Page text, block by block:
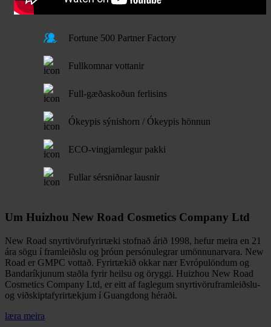
Fortune 500 Partner Factory
Fullkomnar vottanir
Full-gæðaskoðun ferlisins
Ókeypis sýnishorn / Ókeypis hönnun
ECO-vingjarnlegur pakki
Fullar sérsniðnar lausnir
Um Huizhou New Road Cosmetics Company Ltd
New Road snyrtivörufyrirtæki stofnað árið 1998, hefur meira en 21
ára sögu í framleiðslu og þróun persónulegrar umönnunarvara. New
Road er GMPC vottað. Fyrirtækið okkar nær Evrópulöndum og
Bandaríkjunum staðla fyrir heilsu og öryggi. Huizhou New Road
Cosmetics Company Ltd, er eitt af faglegum snyrtivöruframleiðslu-
og viðskiptafyrirtækjum í Guangdong héraði.
læra meira